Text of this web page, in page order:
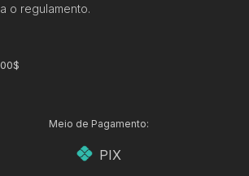
o regulamento.
Meio de Pagamento:
PIX